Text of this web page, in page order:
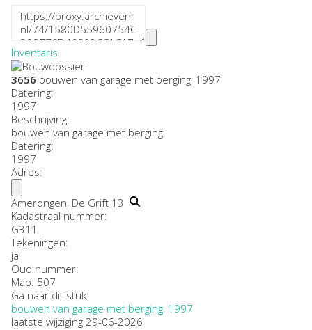
Inventaris
3656 bouwen van garage met berging, 1997
Datering:
1997
Beschrijving:
bouwen van garage met berging
Datering:
1997
Adres:
Amerongen, De Grift 13
Kadastraal nummer:
G311
Tekeningen:
ja
Oud nummer:
Map: 507
Ga naar dit stuk:
bouwen van garage met berging, 1997
laatste wijziging 29-06-2026